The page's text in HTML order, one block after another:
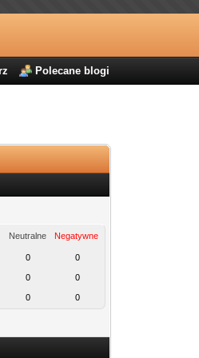
Polecane blogi
Neutralne Negatywne
0 0
0 0
0 0